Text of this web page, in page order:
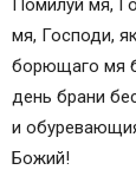
Молитва
Молитва
Молитва
Владыка
Помилуй мя,
мя, Господи,
борющаго мя
день брани
и
Божий!